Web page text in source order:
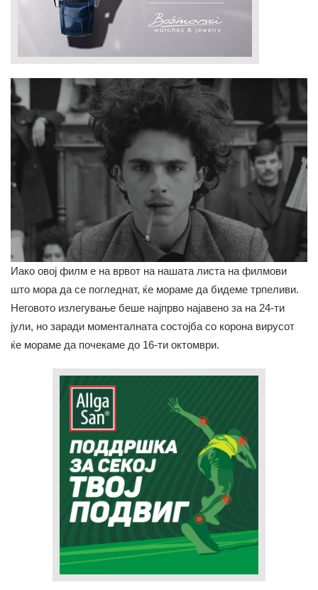
Иако овој филм е на врвот на нашата листа на филмови
што мора да се погледнат, ќе мораме да бидеме трпеливи.
Неговото излегување беше најпрво најавено за на 24-ти
јули, но заради моменталната состојба со корона вирусот
ќе мораме да почекаме до 16-ти октомври.